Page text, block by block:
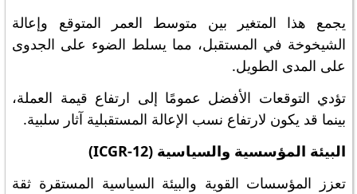
يجمع هذا المتغير بين متوسط العمر المتوقع وإعالة
الشيخوخة في المستقبل، مما يسلط الضوء على الجدوى
على المدى الطويل.
تؤدي التوقعات الأفضل عمومًا إلى ارتفاع قيمة العملة،
بينما قد يكون لارتفاع نسب الإعالة المستقبلية آثار سلبية.
البيئة المؤسسية والسياسية (ICGR-12)
تعزز المؤسسات القوية والبيئة السياسية المستقرة ثقة